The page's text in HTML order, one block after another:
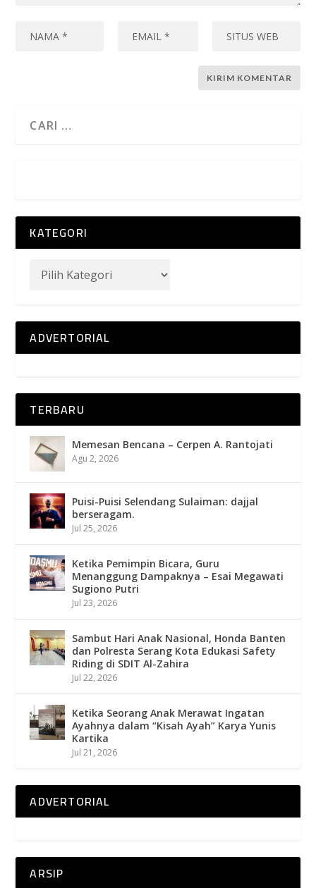
KATEGORI
ADVERTORIAL
TERBARU
Memesan Bencana – Cerpen A. Rantojati
Agu 2, 2026
Puisi-Puisi Selendang Sulaiman: dajjal
berseragam.
Jul 25, 2026
Ketika Pemimpin Bicara, Guru
Menanggung Dampaknya – Esai Megawati
Sugiono Putri
Jul 23, 2026
Sambut Hari Anak Nasional, Honda Banten
dan Polresta Serang Kota Edukasi Safety
Riding di SDIT Al-Zahira
Jul 22, 2026
Ketika Seorang Anak Merawat Ingatan
Ayahnya dalam “Kisah Ayah” Karya Yunis
Kartika
Jul 21, 2026
ADVERTORIAL
ARSIP